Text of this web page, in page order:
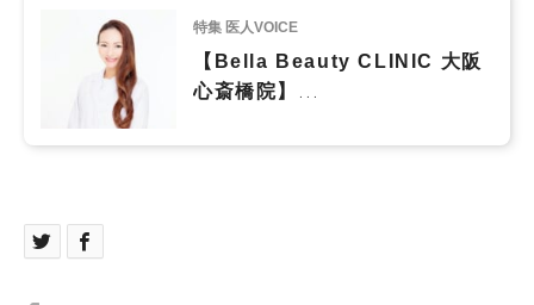
特集 医人VOICE
【Bella Beauty CLINIC 大阪
心斎橋院】
に合わせた最善な美容医療を提